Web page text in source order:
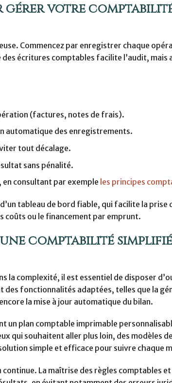
gérer votre
Commencez par enregistrer chaque
écritures comptables facilite l’audit, mais
(factures, notes de frais).
automatique des enregistrements.
tout décalage.
sans pénalité.
consultant par exemple les principes
tableau de bord fiable, qui facilite la prise
coûts ou le financement par emprunt.
comptabilité
la complexité, il est essentiel de disposer
des fonctionnalités adaptées, telles que la
la mise à jour automatique du bilan.
plan comptable imprimable
qui souhaitent aller plus loin, des modèles
simple et efficace pour suivre chaque
La maîtrise des règles comptables